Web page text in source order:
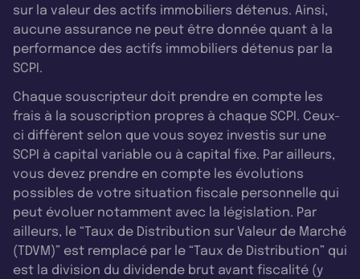
sur la valeur des actifs immobiliers détenus. Ainsi,
aucune assurance ne peut être donnée quant à la
performance des actifs immobiliers détenus par la
SCPI.
Chaque souscripteur doit prendre en compte les
frais à la souscription propres à chaque SCPI. Ceux-
ci diffèrent selon que vous soyez investis sur une
SCPI à capital variable ou à capital fixe. Par ailleurs,
vous devez prendre en compte les évolutions
possibles de votre situation fiscale personnelle qui
peut évoluer notamment avec la législation. Par
ailleurs, le “Taux de Distribution sur Valeur de Marché
(TDVM)” est remplacé par le “Taux de Distribution” qui
est la division du dividende brut avant fiscalité (y